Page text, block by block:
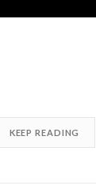
KEEP READING